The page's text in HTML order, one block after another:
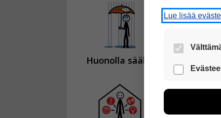
Huonolla säällä
Lue lisää
Nämä
voimme
esimerkiksi
kuitenkaan